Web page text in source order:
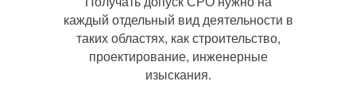
каждый отдельный вид деятельности в
таких областях, как строительство,
проектирование, инженерные
изыскания.